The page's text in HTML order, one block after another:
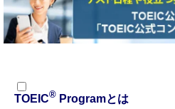
TOEIC® Programとは